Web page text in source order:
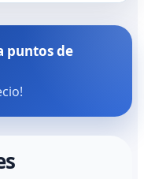
puntos de